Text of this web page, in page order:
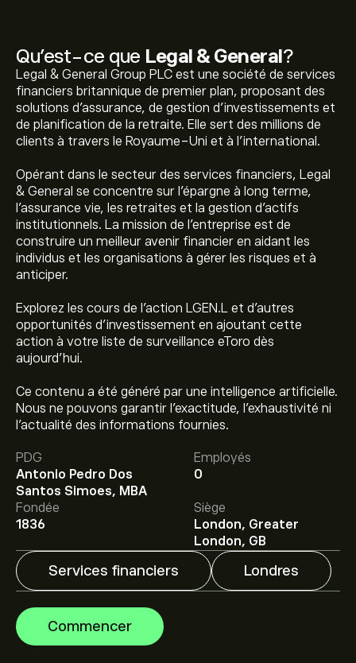
Qu’est-ce que Legal & General?
Legal & General Group PLC est une société de services
financiers britannique de premier plan, proposant des
solutions d'assurance, de gestion d'investissements et
de planification de la retraite. Elle sert des millions de
clients à travers le Royaume-Uni et à l'international.
Opérant dans le secteur des services financiers, Legal
& General se concentre sur l'épargne à long terme,
l'assurance vie, les retraites et la gestion d'actifs
institutionnels. La mission de l'entreprise est de
construire un meilleur avenir financier en aidant les
individus et les organisations à gérer les risques et à
anticiper.
Explorez les cours de l'action LGEN.L et d'autres
opportunités d'investissement en ajoutant cette
action à votre liste de surveillance eToro dès
aujourd'hui.
Ce contenu a été généré par une intelligence artificielle.
Nous ne pouvons garantir l’exactitude, l’exhaustivité ni
l’actualité des informations fournies.
PDG
Antonio Pedro Dos
Santos Simoes, MBA
Employés
0
Fondée
1836
Siège
London, Greater
London, GB
Services financiers Londres
Commencer
Le prix actuel de l'action LGEN.L est de 315.30‎p‎.
Le prix cible moyen pour l'action Legal & General est de
315.30‎p‎.
sur eToro pour obtenir des
prévisions détaillées des analystes et les prix cibles.
Les analystes offrent des prévisions pour l'action Legal
& General en se basant sur les tendances du marché,
les rapports financiers et la croissance anticipée.
Découvrez les dernières prévisions pour les
mouvements de prix futurs.
La capitalisation boursière de Legal & General est de